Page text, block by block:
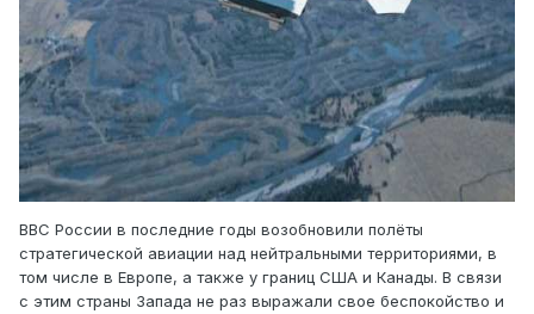
ВВС России в последние годы возобновили полёты
стратегической авиации над нейтральными территориями, в
том числе в Европе, а также у границ США и Канады. В связи
с этим страны Запада не раз выражали свое беспокойство и